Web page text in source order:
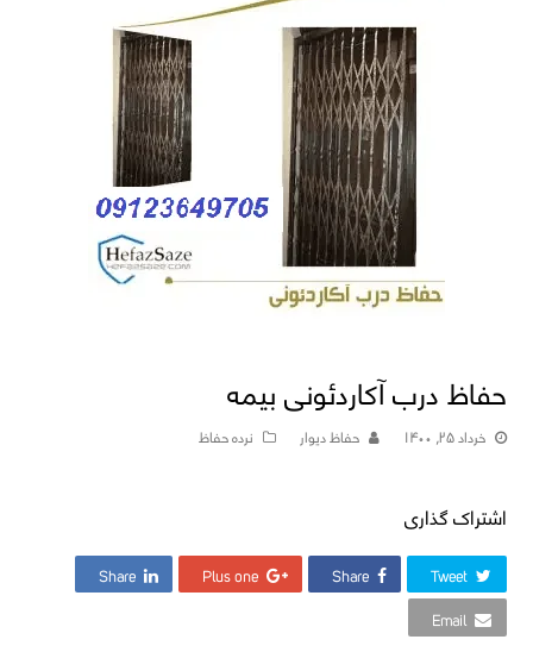
حفاظ درب آکاردئونی بیمه
خرداد ۲۵, ۱۴۰۰ حفاظ دیوار نرده حفاظ
اشتراک گذاری
Tweet
Share
Plus one
Share
Email